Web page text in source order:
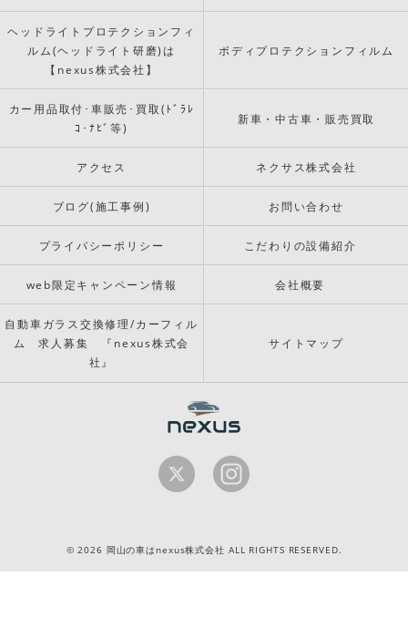
ヘッドライトプロテクションフィ
ルム(ヘッドライト研磨)は
【nexus株式会社】
ボディプロテクションフィルム
カー用品取付･車販売･買取(ﾄﾞﾗﾚ
ｺ･ﾅﾋﾞ等)
新車・中古車・販売買取
アクセス ネクサス株式会社
ブログ(施工事例) お問い合わせ
プライバシーポリシー こだわりの設備紹介
web限定キャンペーン情報 会社概要
自動車ガラス交換修理/カーフィル
ム 求人募集 『nexus株式会
社』
サイトマップ
© 2026 岡山の車はnexus株式会社 ALL RIGHTS RESERVED.